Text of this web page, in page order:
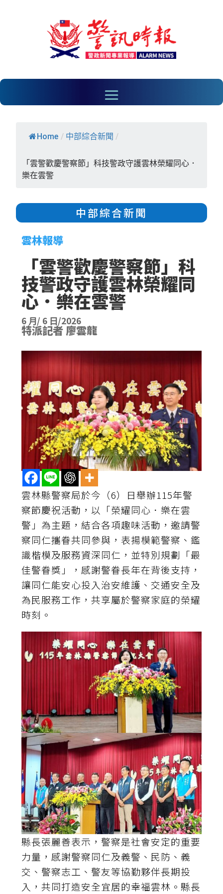
Home / 中部綜合新聞 /
「雲警歡慶警察節」科技警政守護雲林榮耀同心．
樂在雲警
中部綜合新聞
雲林報導
「雲警歡慶警察節」科
技警政守護雲林榮耀同
心．樂在雲警
6 月/ 6 日/2026
特派記者 廖雲龍
雲林縣警察局於今（6）日舉辦115年警
察節慶祝活動，以「榮耀同心．樂在雲
警」為主題，結合各項趣味活動，邀請警
察同仁攜眷共同參與，表揚模範警察、鑑
識楷模及服務資深同仁，並特別規劃「最
佳警眷獎」，感謝警眷長年在背後支持，
讓同仁能安心投入治安維護、交通安全及
為民服務工作，共享屬於警察家庭的榮耀
時刻。
縣長張麗善表示，警察是社會安定的重要
力量，感謝警察同仁及義警、民防、義
交、警察志工、警友等協勤夥伴長期投
入，共同打造安全宜居的幸福雲林。縣長